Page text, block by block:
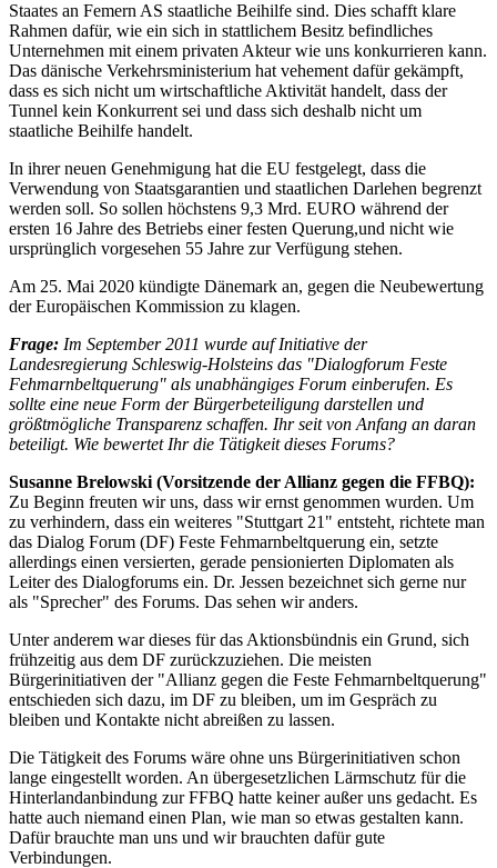
Staates an Femern AS staatliche Beihilfe sind. Dies schafft klare
Rahmen dafür, wie ein sich in stattlichem Besitz befindliches
Unternehmen mit einem privaten Akteur wie uns konkurrieren kann.
Das dänische Verkehrsministerium hat vehement dafür gekämpft,
dass es sich nicht um wirtschaftliche Aktivität handelt, dass der
Tunnel kein Konkurrent sei und dass sich deshalb nicht um
staatliche Beihilfe handelt.
In ihrer neuen Genehmigung hat die EU festgelegt, dass die
Verwendung von Staatsgarantien und staatlichen Darlehen begrenzt
werden soll. So sollen höchstens 9,3 Mrd. EURO während der
ersten 16 Jahre des Betriebs einer festen Querung,und nicht wie
ursprünglich vorgesehen 55 Jahre zur Verfügung stehen.
Am 25. Mai 2020 kündigte Dänemark an, gegen die Neubewertung
der Europäischen Kommission zu klagen.
Frage: Im September 2011 wurde auf Initiative der
Landesregierung Schleswig-Holsteins das "Dialogforum Feste
Fehmarnbeltquerung" als unabhängiges Forum einberufen. Es
sollte eine neue Form der Bürgerbeteiligung darstellen und
größtmögliche Transparenz schaffen. Ihr seit von Anfang an daran
beteiligt. Wie bewertet Ihr die Tätigkeit dieses Forums?
Susanne Brelowski (Vorsitzende der Allianz gegen die FFBQ):
Zu Beginn freuten wir uns, dass wir ernst genommen wurden. Um
zu verhindern, dass ein weiteres "Stuttgart 21" entsteht, richtete man
das Dialog Forum (DF) Feste Fehmarnbeltquerung ein, setzte
allerdings einen versierten, gerade pensionierten Diplomaten als
Leiter des Dialogforums ein. Dr. Jessen bezeichnet sich gerne nur
als "Sprecher" des Forums. Das sehen wir anders.
Unter anderem war dieses für das Aktionsbündnis ein Grund, sich
frühzeitig aus dem DF zurückzuziehen. Die meisten
Bürgerinitiativen der "Allianz gegen die Feste Fehmarnbeltquerung"
entschieden sich dazu, im DF zu bleiben, um im Gespräch zu
bleiben und Kontakte nicht abreißen zu lassen.
Die Tätigkeit des Forums wäre ohne uns Bürgerinitiativen schon
lange eingestellt worden. An übergesetzlichen Lärmschutz für die
Hinterlandanbindung zur FFBQ hatte keiner außer uns gedacht. Es
hatte auch niemand einen Plan, wie man so etwas gestalten kann.
Dafür brauchte man uns und wir brauchten dafür gute
Verbindungen.